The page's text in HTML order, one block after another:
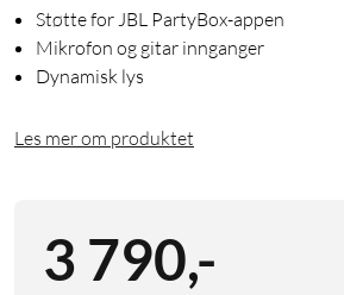
Støtte for JBL PartyBox-appen
Mikrofon og gitar innganger
Dynamisk lys
Les mer om produktet
3 790,-